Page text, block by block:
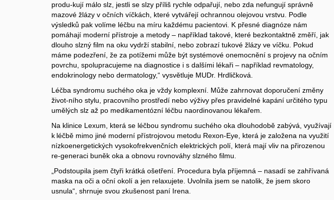
produ-kují málo slz, jestli se slzy příliš rychle odpařují, nebo zda nefungují správně
mazové žlázy v očních víčkách, které vytvářejí ochrannou olejovou vrstvu. Podle
výsledků pak volíme léčbu na míru každému pacientovi. K přesné diagnóze nám
pomáhají moderní přístroje a metody – například takové, které bezkontaktně změří, jak
dlouho slzný film na oku vydrží stabilní, nebo zobrazí tukové žlázy ve víčku. Pokud
máme podezření, že za potížemi může být systémové onemocnění s projevy na očním
povrchu, spolupracujeme na diagnostice i s dalšími lékaři – například revmatology,
endokrinology nebo dermatology,“ vysvětluje MUDr. Hrdličková.
Léčba syndromu suchého oka je vždy komplexní. Může zahrnovat doporučení změny
život-ního stylu, pracovního prostředí nebo výživy přes pravidelné kapání určitého typu
umělých slz až po medikamentózní léčbu naordinovanou lékařem.
Na klinice Lexum, která se léčbou syndromu suchého oka dlouhodobě zabývá, využívají
k léčbě mimo jiné moderní přístrojovou metodu Rexon-Eye, která je založena na využití
nízkoenergetických vysokofrekvenčních elektrických polí, která mají vliv na přirozenou
re-generaci buněk oka a obnovu rovnováhy slzného filmu.
„Podstoupila jsem čtyři krátká ošetření. Procedura byla příjemná – nasadí se zahřívaná
maska na oči a oční okolí a jen relaxujete. Uvolnila jsem se natolik, že jsem skoro
usnula“, shrnuje svou zkušenost paní Irena.